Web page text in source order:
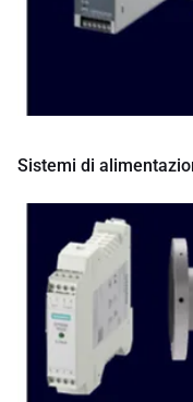
Sistemi di